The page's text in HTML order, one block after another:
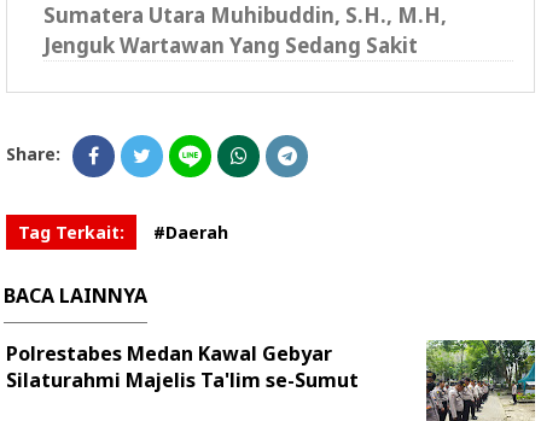
Sumatera Utara Muhibuddin, S.H., M.H,
Jenguk Wartawan Yang Sedang Sakit
Share:
Tag Terkait: #Daerah
BACA LAINNYA
Polrestabes Medan Kawal Gebyar
Silaturahmi Majelis Ta'lim se-Sumut